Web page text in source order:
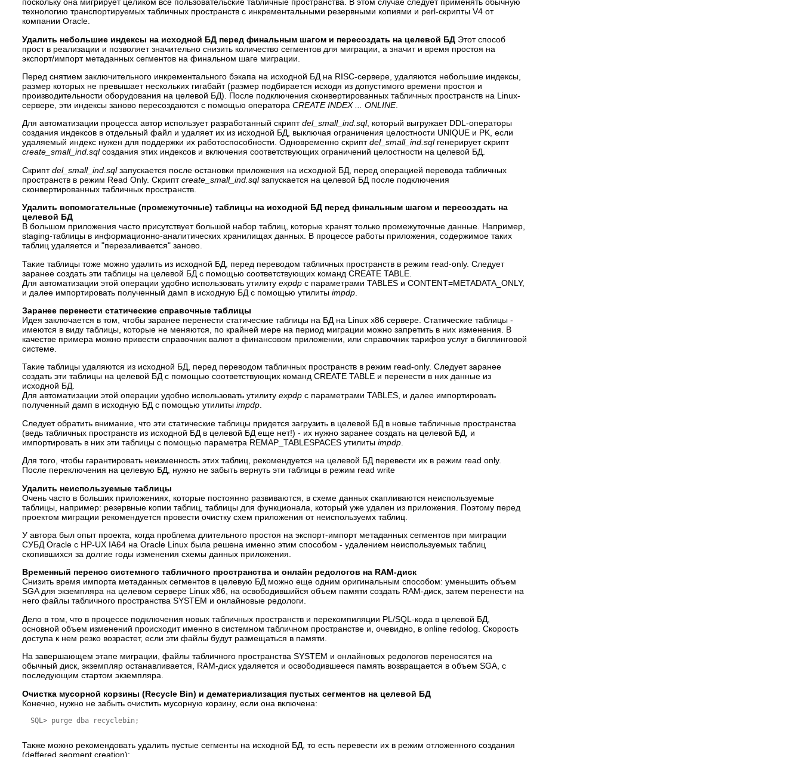
поскольку она мигрирует целиком все пользовательские табличные пространства. В этом случае следует применять обычную
технологию транспортируемых табличных пространств c инкрементальными резервными копиями и perl-скрипты V4 от
компании Oracle.
Удалить небольшие индексы на исходной БД перед финальным шагом и пересоздать на целевой БДЭтот способ
прост в реализации и позволяет значительно снизить количество сегментов для миграции, а значит и время простоя на
экспорт/импорт метаданных сегментов на финальном шаге миграции.
Перед снятием заключительного инкрементального бэкапа на исходной БД на RISC-сервере, удаляются небольшие индексы,
размер которых не превышает нескольких гигабайт (размер подбирается исходя из допустимого времени простоя и
производительности оборудования на целевой БД). После подключения сконвертированных табличных пространств на Linux-
сервере, эти индексы заново пересоздаются с помощью оператора СREATE INDEX ... ONLINE.
Для автоматизации процесса автор использует разработанный скриптdel_small_ind.sql, который выгружает DDL-операторы
создания индексов в отдельный файл и удаляет их из исходной БД, выключая ограничения целостности UNIQUE и PK, если
удаляемый индекс нужен для поддержки их работоспособности. Одновременно скриптdel_small_ind.sqlгенерирует скрипт
create_small_ind.sqlсоздания этих индексов и включения соответствующих ограничений целостности на целевой БД.
Скриптdel_small_ind.sqlзапускается после остановки приложения на исходной БД, перед операцией перевода табличных
пространств в режим Read Only. Скриптcreate_small_ind.sqlзапускается на целевой БД после подключения
сконвертированных табличных пространств.
Удалить вспомогательные (промежуточные) таблицы на исходной БД перед финальным шагом и пересоздать на
целевой БД
В большом приложения часто присутствует большой набор таблиц, которые хранят только промежуточные данные. Например,
staging-таблицы в информационно-аналитических хранилищах данных. В процессе работы приложения, содержимое таких
таблиц удаляется и "перезаливается" заново.
Такие таблицы тоже можно удалить из исходной БД, перед переводом табличных пространств в режим read-only. Следует
заранее создать эти таблицы на целевой БД с помощью соответствующих команд CREATE TABLE.
Для автоматизации этой операции удобно использовать утилиту expdpс параметрами TABLES и CONTENT=METADATA_ONLY,
и далее импортировать полученный дамп в исходную БД с помощью утилиты impdp.
Заранее перенести статические справочные таблицы
Идея заключается в том, чтобы заранее перенести статические таблицы на БД на Linux x86 сервере. Статические таблицы -
имеются в виду таблицы, которые не меняются, по крайней мере на период миграции можно запретить в них изменения. В
качестве примера можно привести справочник валют в финансовом приложении, или справочник тарифов услуг в биллинговой
системе.
Такие таблицы удаляются из исходной БД, перед переводом табличных пространств в режим read-only. Следует заранее
создать эти таблицы на целевой БД с помощью соответствующих команд CREATE TABLE и перенести в них данные из
исходной БД.
Для автоматизации этой операции удобно использовать утилиту expdpс параметрами TABLES, и далее импортировать
полученный дамп в исходную БД с помощью утилиты impdp.
Следует обратить внимание, что эти статические таблицы придется загрузить в целевой БД в новые табличные пространства
(ведь табличных пространств из исходной БД в целевой БД еще нет!) - их нужно заранее создать на целевой БД, и
импортировать в них эти таблицы с помощью параметра REMAP_TABLESPACES утилиты impdp.
Для того, чтобы гарантировать неизменность этих таблиц, рекомендуется на целевой БД перевести их в режим read only.
После переключения на целевую БД, нужно не забыть вернуть эти таблицы в режим read write
Удалить неиспользуемые таблицы
Очень часто в больших приложениях, которые постоянно развиваются, в схеме данных скапливаются неиспользуемые
таблицы, например: резервные копии таблиц, таблицы для функционала, который уже удален из приложения. Поэтому перед
проектом миграции рекомендуется провести очистку схем приложения от неиспользуемх таблиц.
У автора был опыт проекта, когда проблема длительного простоя на экспорт-импорт метаданных сегментов при миграции
СУБД Oracle с HP-UX IA64 на Oracle Linux была решена именно этим способом - удалением неиспользуемых таблиц
скопившихся за долгие годы изменения схемы данных приложения.
Временный перенос системного табличного пространства и онлайн редологов на RAM-диск
Снизить время импорта метаданных сегментов в целевую БД можно еще одним оригинальным способом: уменьшить объем
SGA для экземпляра на целевом сервере Linux x86, на освободившийся объем памяти создать RAM-диск, затем перенести на
него файлы табличного пространства SYSTEM и онлайновые редологи.
Дело в том, что в процессе подключения новых табличных пространств и перекомпиляции PL/SQL-кода в целевой БД,
основной объем изменений происходит именно в системном табличном пространстве и, очевидно, в online redolog. Скорость
доступа к нем резко возрастет, если эти файлы будут размещаться в памяти.
На завершающем этапе миграции, файлы табличного пространства SYSTEM и онлайновых редологов переносятся на
обычный диск, экземпляр останавливается, RAM-диск удаляется и освободившееся память возвращается в объем SGA, c
последующим стартом экземпляра.
Очистка мусорной корзины (Recycle Bin) и дематериализация пустых сегментов на целевой БД
Конечно, нужно не забыть очистить мусорную корзину, если она включена:
  SQL> purge dba recyclebin;
Также можно рекомендовать удалить пустые сегменты на исходной БД, то есть перевести их в режим отложенного создания
(deffered segment creation):